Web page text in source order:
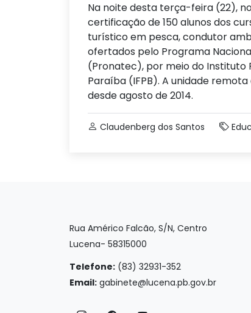
Na noite desta terça-feira (22),
certificação de 150 alunos dos
turístico em pesca, condutor
ofertados pelo Programa
(Pronatec), por meio do Instituto
Paraíba (IFPB). A unidade
desde agosto de 2014.
Claudenberg dos Santos
Rua Américo Falcão, S/N, Centro
Lucena- 58315000
Telefone: (83) 32931-352
Email: gabinete@lucena.pb.gov.br